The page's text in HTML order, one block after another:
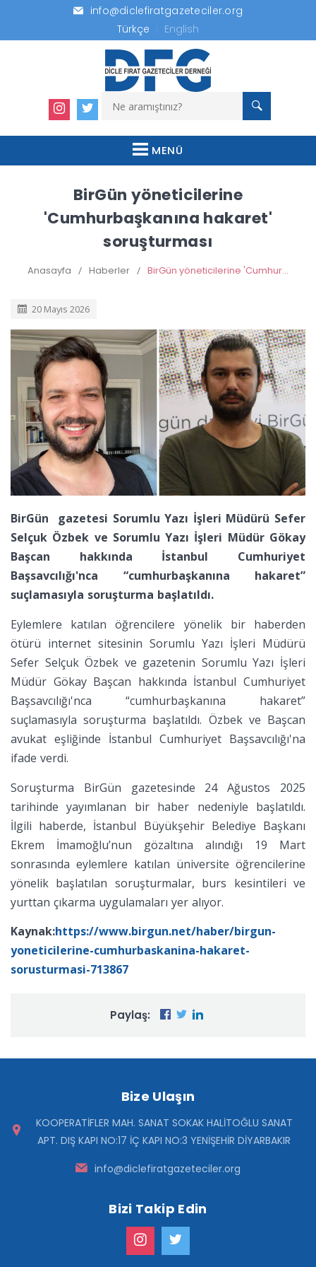
info@diclefiratgazeteciler.org
Türkçe
English
MENÜ
BirGün yöneticilerine
'Cumhurbaşkanına hakaret'
soruşturması
Anasayfa / Haberler / BirGün yöneticilerine 'Cumhurbaşkanına hakaret' soruşturması
20 Mayıs 2026
BirGün gazetesi Sorumlu Yazı İşleri Müdürü Sefer
Selçuk Özbek ve Sorumlu Yazı İşleri Müdür Gökay
Başcan hakkında İstanbul Cumhuriyet
Başsavcılığı'nca “cumhurbaşkanına hakaret”
suçlamasıyla soruşturma başlatıldı.
Eylemlere katılan öğrencilere yönelik bir haberden
ötürü internet sitesinin Sorumlu Yazı İşleri Müdürü
Sefer Selçuk Özbek ve gazetenin Sorumlu Yazı İşleri
Müdür Gökay Başcan hakkında İstanbul Cumhuriyet
Başsavcılığı'nca “cumhurbaşkanına hakaret”
suçlamasıyla soruşturma başlatıldı. Özbek ve Başcan
avukat eşliğinde İstanbul Cumhuriyet Başsavcılığı'na
ifade verdi.
Soruşturma BirGün gazetesinde 24 Ağustos 2025
tarihinde yayımlanan bir haber nedeniyle başlatıldı.
İlgili haberde, İstanbul Büyükşehir Belediye Başkanı
Ekrem İmamoğlu’nun gözaltına alındığı 19 Mart
sonrasında eylemlere katılan üniversite öğrencilerine
yönelik başlatılan soruşturmalar, burs kesintileri ve
yurttan çıkarma uygulamaları yer alıyor.
Kaynak:https://www.birgun.net/haber/birgun-
yoneticilerine-cumhurbaskanina-hakaret-
sorusturmasi-713867
Paylaş:
Bize Ulaşın
KOOPERATİFLER MAH. SANAT SOKAK HALİTOĞLU SANAT
APT. DIŞ KAPI NO:17 İÇ KAPI NO:3 YENİŞEHİR DİYARBAKIR
info@diclefiratgazeteciler.org
Bizi Takip Edin